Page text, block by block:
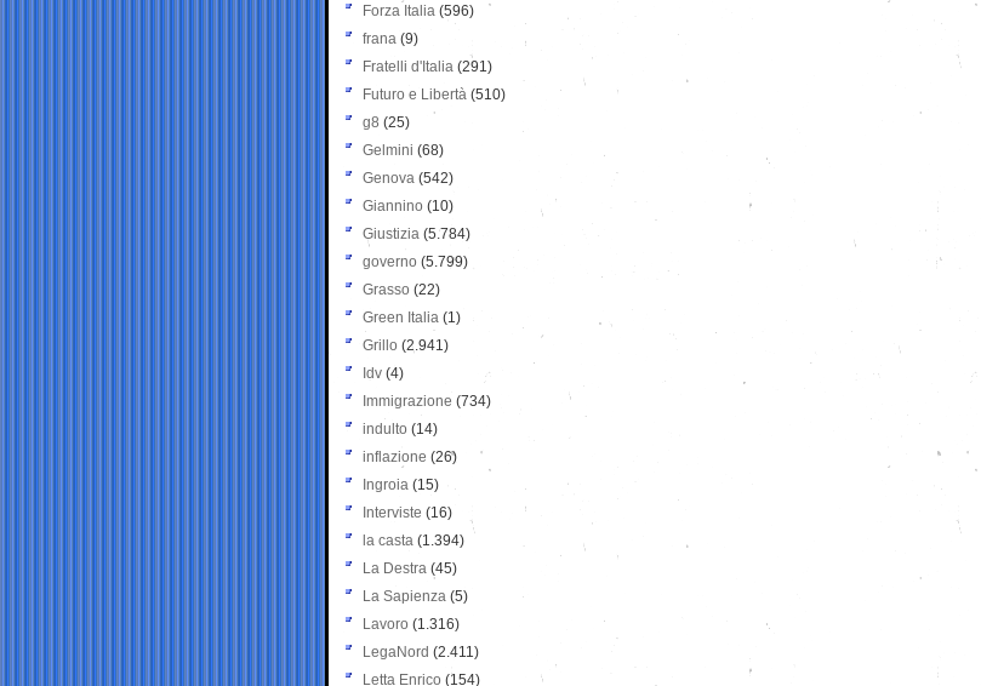
Forza Italia (596)
frana (9)
Fratelli d'Italia (291)
Futuro e Libertà (510)
g8 (25)
Gelmini (68)
Genova (542)
Giannino (10)
Giustizia (5.784)
governo (5.799)
Grasso (22)
Green Italia (1)
Grillo (2.941)
Idv (4)
Immigrazione (734)
indulto (14)
inflazione (26)
Ingroia (15)
Interviste (16)
la casta (1.394)
La Destra (45)
La Sapienza (5)
Lavoro (1.316)
LegaNord (2.411)
Letta Enrico (154)